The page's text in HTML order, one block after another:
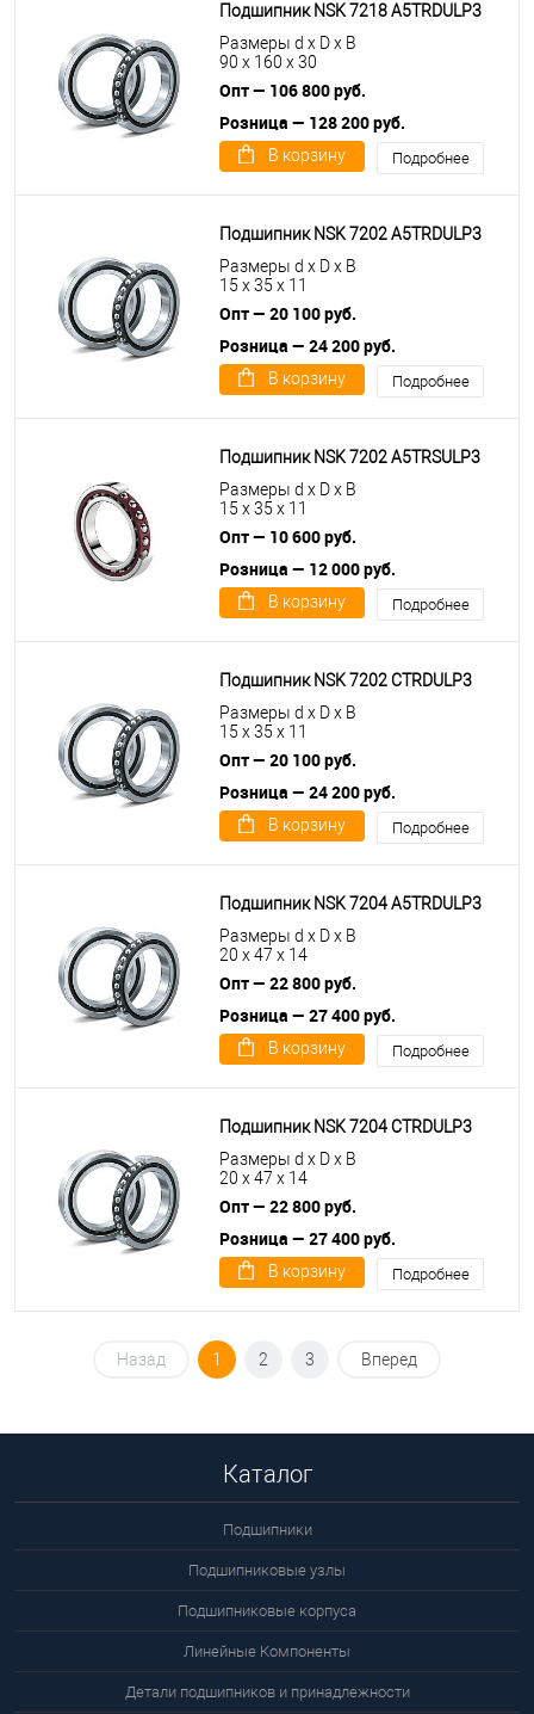
Подшипник NSK 7218 A5TRDULP3
Размеры d x D x B
90 x 160 x 30
Опт — 106 800 руб.
Розница — 128 200 руб.
В корзину Подробнее
Подшипник NSK 7202 A5TRDULP3
Размеры d x D x B
15 x 35 x 11
Опт — 20 100 руб.
Розница — 24 200 руб.
В корзину Подробнее
Подшипник NSK 7202 A5TRSULP3
Размеры d x D x B
15 x 35 x 11
Опт — 10 600 руб.
Розница — 12 000 руб.
В корзину Подробнее
Подшипник NSK 7202 CTRDULP3
Размеры d x D x B
15 x 35 x 11
Опт — 20 100 руб.
Розница — 24 200 руб.
В корзину Подробнее
Подшипник NSK 7204 A5TRDULP3
Размеры d x D x B
20 x 47 x 14
Опт — 22 800 руб.
Розница — 27 400 руб.
В корзину Подробнее
Подшипник NSK 7204 CTRDULP3
Размеры d x D x B
20 x 47 x 14
Опт — 22 800 руб.
Розница — 27 400 руб.
В корзину Подробнее
Назад 1 2 3 Вперед
Каталог
Подшипники
Подшипниковые узлы
Подшипниковые корпуса
Линейные Компоненты
Детали подшипников и принадлежности